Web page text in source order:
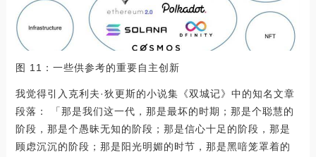
图 11：一些供参考的重要自主创新
我觉得引入克利夫·狄更斯的小说集《双城记》中的知名文章
段落： 「那是我们这一代，那是最坏的时期；那是个聪慧的
阶段，那是个愚昧无知的阶段；那是信心十足的阶段，那是
顾虑沉沉的阶段；那是阳光明媚的时节，那是黑喑笼罩着的